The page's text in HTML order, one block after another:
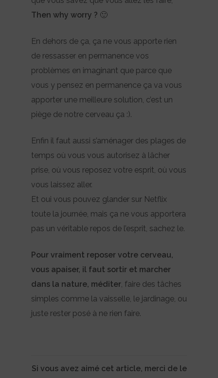
Then why worry ? 🙂
En dehors de ça, ça ne vous apporte rien
de ressasser en permanence vos
problèmes en imaginant que parce que
vous y pensez en permanence ça va vous
apporter une meilleure solution, c’est un
piège de notre cerveau ça :).
Enfin il faut aussi s’aménager des plages de
temps où vous vous autorisez à lâcher
prise, où vous reposez votre esprit, où vous
vous laissez aller.
Et oui vous pouvez glander sur Netflix
toute la journée, mais ça ne vous apportera
pas un véritable repos de l’esprit, sachez le.
Pour vraiment reposer votre cerveau,
vous apaiser, il faut sortir et marcher
dans la nature, méditer, faire des tâches
simples comme la vaisselle, le jardinage, ou
juste rester posé à ne rien faire.
Si vous avez aimé cet article, merci de le